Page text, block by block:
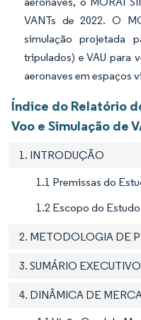
VANTs de 2022. O
simulação projetada
tripulados) e VAU para
aeronaves em espaços
Índice do Relatório
Voo e Simulação de
1. INTRODUÇÃO
1.1 Premissas do
1.2 Escopo do Estudo
2. METODOLOGIA DE
3. SUMÁRIO EXECUTIVO
4. DINÂMICA DE